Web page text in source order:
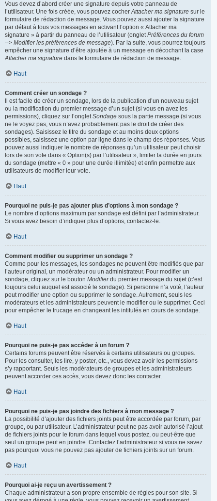
Vous devez d’abord créer une signature depuis votre panneau de
l’utilisateur. Une fois créée, vous pouvez cocherAttacher ma signature sur le
formulaire de rédaction de message. Vous pouvez aussi ajouter la signature
par défaut à tous vos messages en activant l’option « Attacher ma
signature » à partir du panneau de l’utilisateur (ongletPréférences du forum
--> Modifier les préférences de message). Par la suite, vous pourrez toujours
empêcher une signature d’être ajoutée à un message en décochant la case
Attacher ma signature dans le formulaire de rédaction de message.
Haut
Comment créer un sondage ?
Il est facile de créer un sondage, lors de la publication d’un nouveau sujet
ou la modification du premier message d’un sujet (si vous en avez les
permissions), cliquez sur l’ongletSondage sous la partie message (si vous
ne le voyez pas, vous n’avez probablement pas le droit de créer des
sondages). Saisissez le titre du sondage et au moins deux options
possibles, saisissez une option par ligne dans le champ des réponses. Vous
pouvez aussi indiquer le nombre de réponses qu’un utilisateur peut choisir
lors de son vote dans « Option(s) par l’utilisateur », limiter la durée en jours
du sondage (mettre « 0 » pour une durée illimitée) et enfin permettre aux
utilisateurs de modifier leur vote.
Haut
Pourquoi ne puis-je pas ajouter plus d’options à mon sondage ?
Le nombre d’options maximum par sondage est défini par l’administrateur.
Si vous avez besoin d’indiquer plus d’options, contactez-le.
Haut
Comment modifier ou supprimer un sondage ?
Comme pour les messages, les sondages ne peuvent être modifiés que par
l’auteur original, un modérateur ou un administrateur. Pour modifier un
sondage, cliquez sur le bouton Modifierdu premier message du sujet (c’est
toujours celui auquel est associé le sondage). Si personne n’a voté, l’auteur
peut modifier une option ou supprimer le sondage. Autrement, seuls les
modérateurs et les administrateurs peuvent le modifier ou le supprimer. Ceci
pour empêcher le trucage en changeant les intitulés en cours de sondage.
Haut
Pourquoi ne puis-je pas accéder à un forum ?
Certains forums peuvent être réservés à certains utilisateurs ou groupes.
Pour les consulter, les lire, y poster, etc., vous devez avoir les permissions
s’y rapportant. Seuls les modérateurs de groupes et les administrateurs
peuvent accorder ces accès, vous devez donc les contacter.
Haut
Pourquoi ne puis-je pas joindre des fichiers à mon message ?
La possibilité d’ajouter des fichiers joints peut être accordée par forum, par
groupe, ou par utilisateur. L’administrateur peut ne pas avoir autorisé l’ajout
de fichiers joints pour le forum dans lequel vous postez, ou peut-être que
seul un groupe peut en joindre. Contactez l’administrateur si vous ne savez
pas pourquoi vous ne pouvez pas ajouter de fichiers joints sur un forum.
Haut
Pourquoi ai-je reçu un avertissement ?
Chaque administrateur a son propre ensemble de règles pour son site. Si